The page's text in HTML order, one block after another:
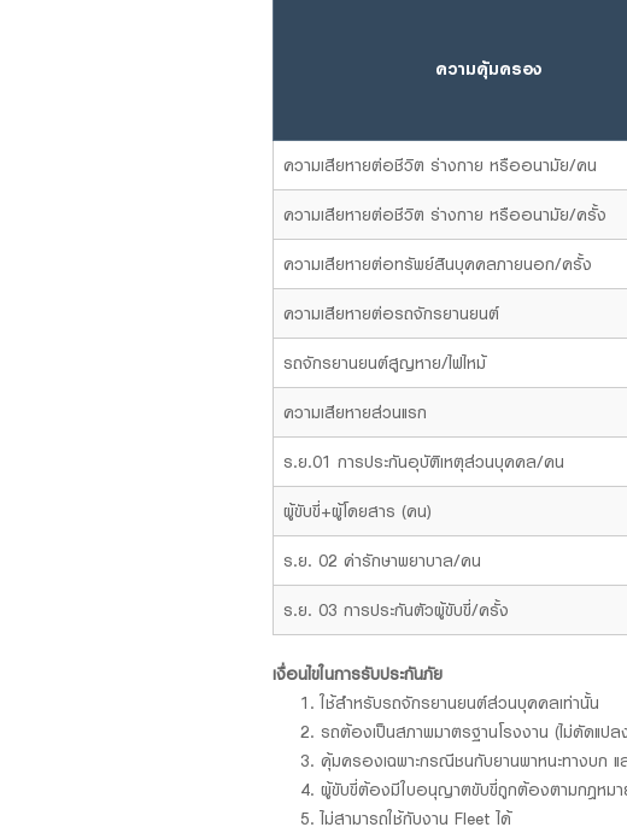
ความคุ้มครอง
ความเสียหายต่อชีวิต ร่างกาย หรืออนามัย/คน
ความเสียหายต่อชีวิต ร่างกาย หรืออนามัย/ครั้ง
ความเสียหายต่อทรัพย์สินบุคคลภายนอก/ครั้ง
ความเสียหายต่อรถจักรยานยนต์
รถจักรยานยนต์สูญหาย/ไฟไหม้
ความเสียหายส่วนแรก
ร.ย.01 การประกันอุบัติเหตุส่วนบุคคล/คน
ผู้ขับขี่+ผู้โดยสาร (คน)
ร.ย. 02 ค่ารักษาพยาบาล/คน
ร.ย. 03 การประกันตัวผู้ขับขี่/ครั้ง
เงื่อนไขในการรับประกันภัย
ใช้สำหรับรถจักรยานยนต์ส่วนบุคคลเท่านั้น
รถต้องเป็นสภาพมาตรฐานโรงงาน (ไม่ดัดแปล
คุ้มครองเฉพาะกรณีชนกับยานพาหนะทางบก แ
ผู้ขับขี่ต้องมีใบอนุญาตขับขี่ถูกต้องตามกฎหมา
ไม่สามารถใช้กับงาน Fleet ได้